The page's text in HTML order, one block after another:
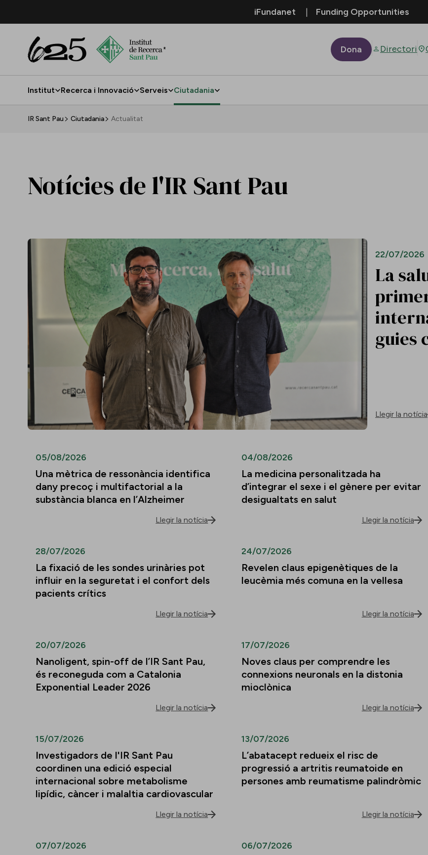
iFundanet Funding Opportunities
Dona Directori
Institut Recerca i Innovació Serveis Ciutadania
IR Sant Pau Ciutadania Actualitat
Notícies de l'IR Sant Pau
22/07/2026
La
guies
Llegir la notícia
05/08/2026
Una mètrica de ressonància identifica
dany precoç i multifactorial a la
substància blanca en l’Alzheimer
Llegir la notícia
04/08/2026
La medicina personalitzada ha
d’integrar el sexe i el gènere per evitar
desigualtats en salut
Llegir la notícia
28/07/2026
La fixació de les sondes urinàries pot
influir en la seguretat i el confort dels
pacients crítics
Llegir la notícia
24/07/2026
Revelen claus epigenètiques de la
leucèmia més comuna en la vellesa
Llegir la notícia
20/07/2026
Nanoligent, spin-off de l’IR Sant Pau,
és reconeguda com a Catalonia
Exponential Leader 2026
Llegir la notícia
17/07/2026
Noves claus per comprendre les
connexions neuronals en la distonia
mioclònica
Llegir la notícia
15/07/2026
Investigadors de l'IR Sant Pau
coordinen una edició especial
internacional sobre metabolisme
lipídic, càncer i malaltia cardiovascular
Llegir la notícia
13/07/2026
L’abatacept redueix el risc de
progressió a artritis reumatoide en
persones amb reumatisme palindròmic
Llegir la notícia
07/07/2026 06/07/2026